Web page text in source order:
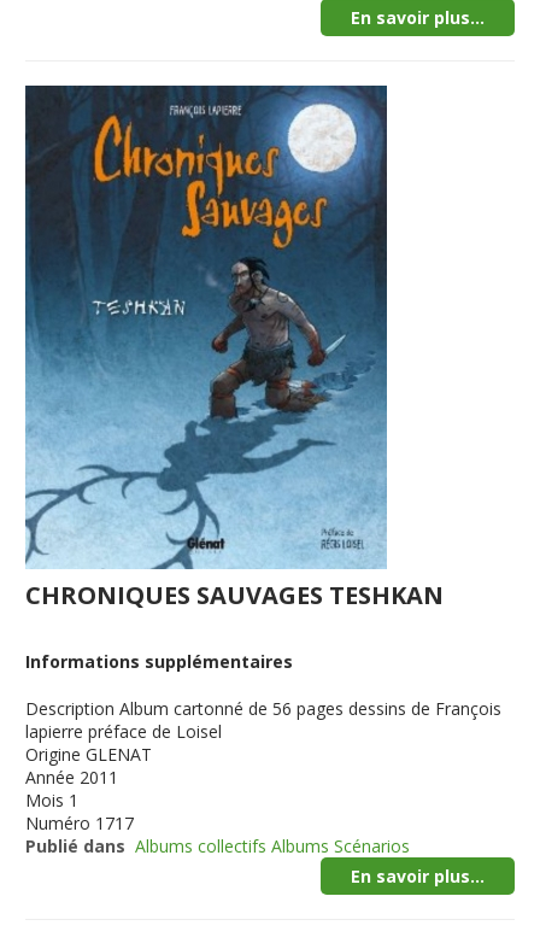
En savoir plus...
CHRONIQUES SAUVAGES TESHKAN
Informations supplémentaires
Description Album cartonné de 56 pages dessins de François
lapierre préface de Loisel
Origine GLENAT
Année 2011
Mois 1
Numéro 1717
Publié dans Albums collectifs Albums Scénarios
En savoir plus...